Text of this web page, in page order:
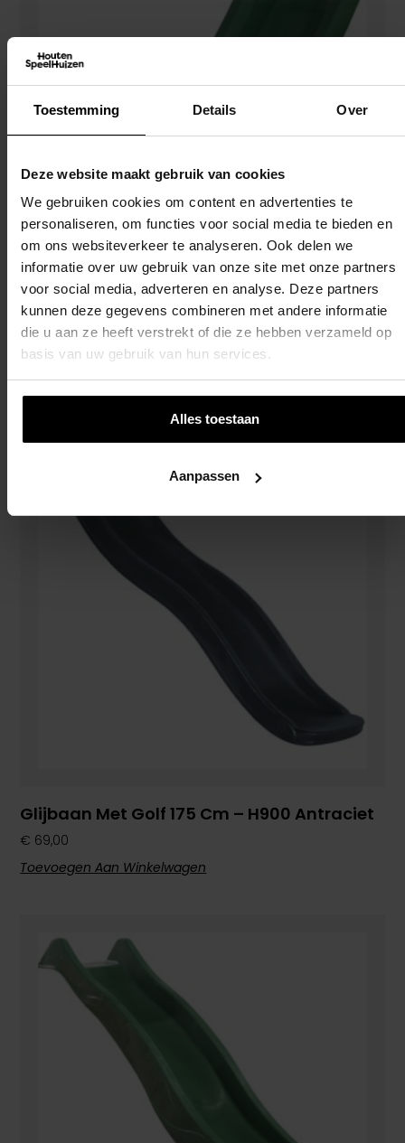
Toestemming Details Over
Deze website maakt gebruik van cookies
We gebruiken cookies om content en advertenties te
personaliseren, om functies voor social media te bieden en
om ons websiteverkeer te analyseren. Ook delen we
informatie over uw gebruik van onze site met onze partners
voor social media, adverteren en analyse. Deze partners
kunnen deze gegevens combineren met andere informatie
die u aan ze heeft verstrekt of die ze hebben verzameld op
basis van uw gebruik van hun services.
Alles toestaan
Aanpassen
Glijbaan 130 Cm – H600 Groen
€49,00
Toevoegen Aan Winkelwagen
Glijbaan Met Golf 175 Cm – H900 Antraciet
€ 69,00
Toevoegen Aan Winkelwagen